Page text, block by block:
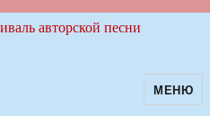
авторскойМЕНЮ